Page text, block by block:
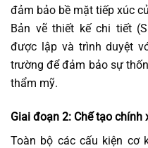
đảm bảo bề mặt tiếp xúc
Bản vẽ thiết kế chi tiết
được lập và trình duyệt
trường để đảm bảo sự
thẩm mỹ.
Giai đoạn 2: Chế tạo chính
Toàn bộ các cấu kiện cơ